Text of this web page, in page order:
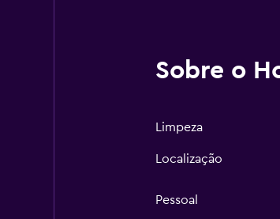
Sobre o
Limpeza
Localização
Pessoal